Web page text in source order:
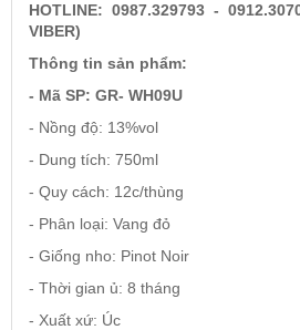
RƯỢU VANG ĐỨC
HOTLINE: 0987.329793 -
VIBER)
Thông tin sản phẩm:
- Mã SP: GR- WH09U
- Nồng độ: 13%vol
- Dung tích: 750ml
- Quy cách: 12c/thùng
- Phân loại: Vang đỏ
- Giống nho: Pinot Noir
- Thời gian ủ: 8 tháng
- Xuất xứ: Úc